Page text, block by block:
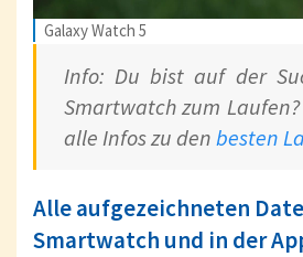
Galaxy Watch 5
Info: Du bist auf der
Smartwatch zum
alle Infos zu den besten
Alle aufgezeichneten
Smartwatch und in der